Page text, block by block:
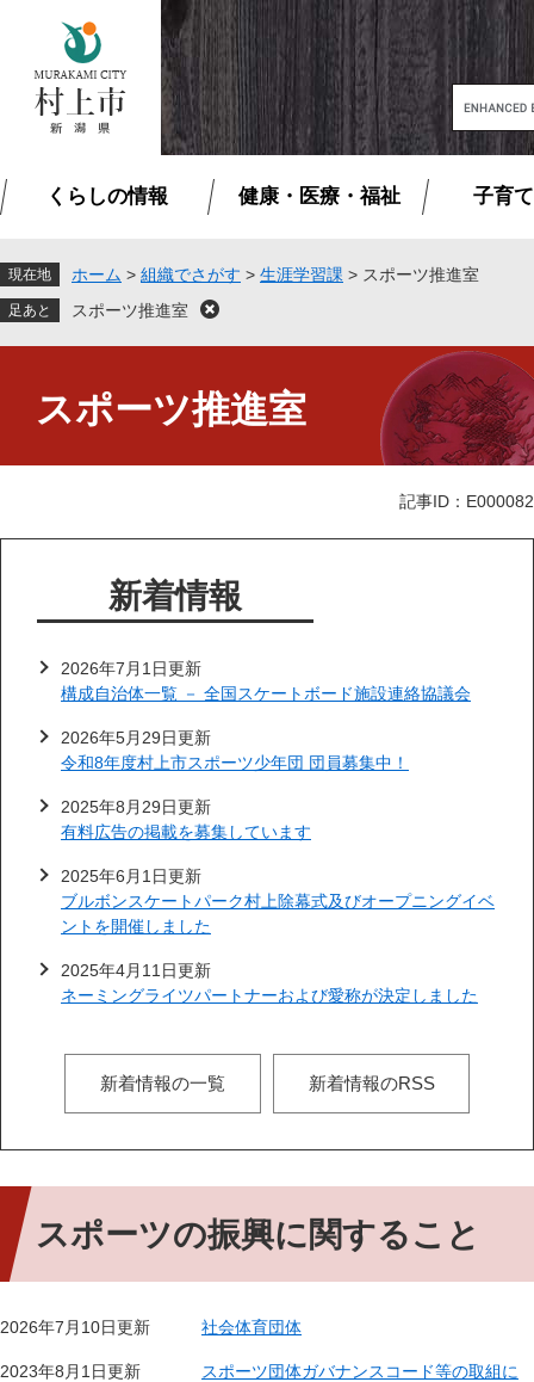
す
。
し
て
文
へ
ス
検
索
くらしの情報 健康・医療・福祉 子育
現在地 ホーム > 組織でさがす > 生涯学習課 > スポーツ推進室
スポーツ推進室
閉
スポーツ推進室
記事ID：E000082
新着情報
2026年7月1日更新
構成自治体一覧 － 全国スケートボード施設連絡協議会
2026年5月29日更新
令和8年度村上市スポーツ少年団 団員募集中！
2025年8月29日更新
有料広告の掲載を募集しています
2025年6月1日更新
ブルボンスケートパーク村上除幕式及びオープニングイベ
ントを開催しました
2025年4月11日更新
ネーミングライツパートナーおよび愛称が決定しました
新着情報の一覧 新着情報のRSS
スポーツの振興に関すること
2026年7月10日更新 社会体育団体
2023年8月1日更新
スポーツ団体ガバナンスコード等の取組に